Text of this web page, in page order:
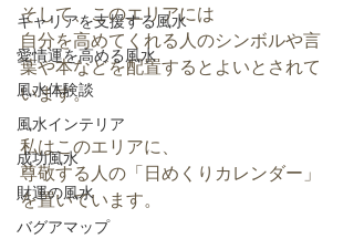
キャリアを支援する風水
愛情運を高める風水
風水体験談
風水インテリア
成功風水
財運の風水
バグアマップ
そして、このエリアには
自分を高めてくれる人のシンボルや言
葉や本などを配置するとよいとされて
います。
私はこのエリアに、
尊敬する人の「日めくりカレンダー」
を置いています。